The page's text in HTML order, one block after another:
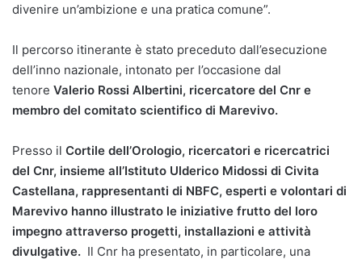
divenire un’ambizione e una pratica comune”.
Il percorso itinerante è stato preceduto dall’esecuzione
dell’inno nazionale, intonato per l’occasione dal
tenore Valerio Rossi Albertini, ricercatore del Cnr e
membro del comitato scientifico di Marevivo.
Presso il Cortile dell’Orologio, ricercatori e ricercatrici
del Cnr, insieme all’Istituto Ulderico Midossi di Civita
Castellana, rappresentanti di NBFC, esperti e volontari di
Marevivo hanno illustrato le iniziative frutto del loro
impegno attraverso progetti, installazioni e attività
divulgative. Il Cnr ha presentato, in particolare, una